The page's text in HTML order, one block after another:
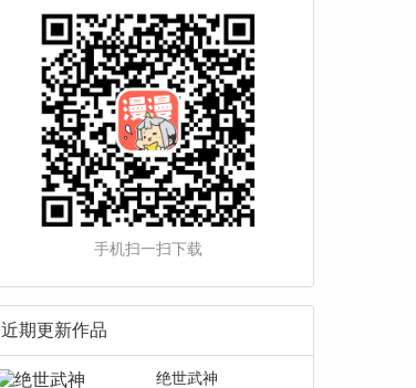
手机扫一扫下载
近期更新作品
绝世武神